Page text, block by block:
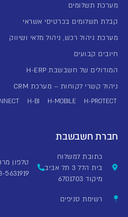
מערכת תשלומים
קבלת תשלומים בכרטיסי אשראי
מערכת ניהול רכש, ניהול מלאי ושיווק
חיובים קבועים
המודולים של חשבשבת H-ERP
ניהול קשרי לקוחות – מערכת CRM
H-PROTECT
H-MOBILE
H-BI
חברת חשבשבת
כתובת למשלוח
בית הלל 3 תל אביב
מיקוד 6701703
טלפון
5631919
רשימת סניפים